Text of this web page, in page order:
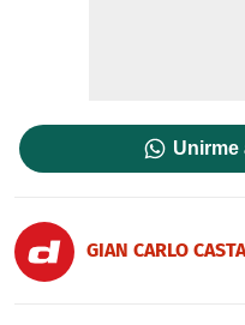
Unirme
GIAN CARLO